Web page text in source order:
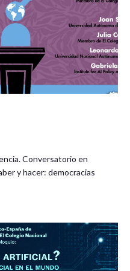
Conversatorio en
y hacer: democracias